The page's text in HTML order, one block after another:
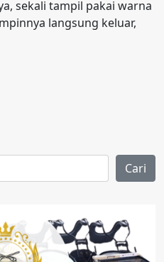
sekali tampil pakai warna
langsung keluar,
Cari